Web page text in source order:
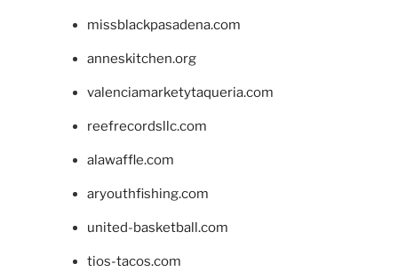
missblackpasadena.com
anneskitchen.org
valenciamarketytaqueria.com
reefrecordsllc.com
alawaffle.com
aryouthfishing.com
united-basketball.com
tios-tacos.com